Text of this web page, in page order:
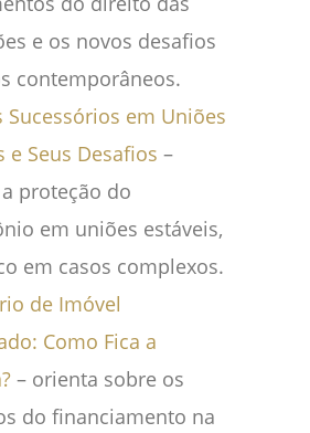
e os novos desafios
contemporâneos.
Sucessórios em Uniões
e Seus Desafios –
proteção do
em uniões estáveis,
em casos complexos.
de Imóvel
Como Fica a
– orienta sobre os
do financiamento na